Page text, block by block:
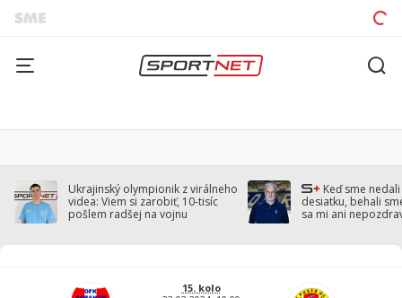
Ukrajinský olympionik z virálneho
videa: Viem si zarobiť, 10-tisíc
pošlem radšej na vojnu
Keď sme
desiatku, behali
sa mi ani
15. kolo